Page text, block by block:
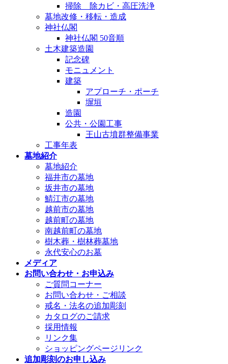
掃除 除カビ・高圧洗浄
墓地改修・移転・造成
神社仏閣
神社仏閣 50音順
土木建築造園
記念碑
モニュメント
建築
アプローチ・ポーチ
塀垣
造園
公共・公園工事
王山古墳群整備事業
工事年表
墓地紹介
墓地紹介
福井市の墓地
坂井市の墓地
鯖江市の墓地
越前市の墓地
越前町の墓地
南越前町の墓地
樹木葬・樹林葬墓地
永代安心のお墓
メディア
お問い合わせ・お申込み
ご質問コーナー
お問い合わせ・ご相談
戒名・法名の追加彫刻
カタログのご請求
採用情報
リンク集
ショッピングページリンク
追加彫刻のお申し込み